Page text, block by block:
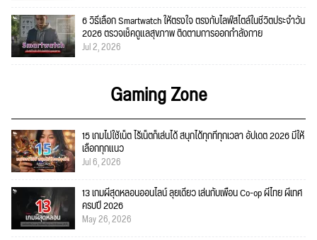
6 วิธีเลือก Smartwatch ให้ตรงใจ ตรงกับไลฟ์สไตล์ในชีวิตประจำวัน
2026 ตรวจเช็คดูแลสุขภาพ ติดตามการออกกำลังกาย
Jul 2, 2026
Gaming Zone
15 เกมไม่ใช้เน็ต ไร้เน็ตก็เล่นได้ สนุกได้ทุกที่ทุกเวลา อัปเดต 2026 มีให้
เลือกทุกแนว
Jul 6, 2026
13 เกมผีสุดหลอนออนไลน์ ลุยเดี่ยว เล่นกับเพื่อน Co-op ผีไทย ผีเทศ
ครบปี 2026
May 26, 2026